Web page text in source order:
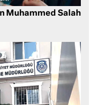
Muhammed Salah